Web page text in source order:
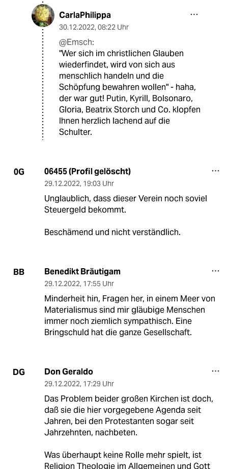
CarlaPhilippa
30.12.2022, 08:22 Uhr
@Emsch:
"Wer sich im christlichen Glauben
wiederfindet, wird von sich aus
menschlich handeln und die
Schöpfung bewahren wollen" - haha,
der war gut! Putin, Kyrill, Bolsonaro,
Gloria, Beatrix Storch und Co. klopfen
Ihnen herzlich lachend auf die
Schulter.
0G 06455 (Profil gelöscht)
29.12.2022, 19:03 Uhr
Unglaublich, dass dieser Verein noch soviel
Steuergeld bekommt.
Beschämend und nicht verständlich.
BB Benedikt Bräutigam
29.12.2022, 17:55 Uhr
Minderheit hin, Fragen her, in einem Meer von
Materialismus sind mir gläubige Menschen
immer noch ziemlich sympathisch. Eine
Bringschuld hat die ganze Gesellschaft.
DG Don Geraldo
29.12.2022, 17:29 Uhr
Das Problem beider großen Kirchen ist doch,
daß sie die hier vorgegebene Agenda seit
Jahren, bei den Protestanten sogar seit
Jahrzehnten, nachbeten.
Was überhaupt keine Rolle mehr spielt, ist
Religion Theologie im Allgemeinen und Gott